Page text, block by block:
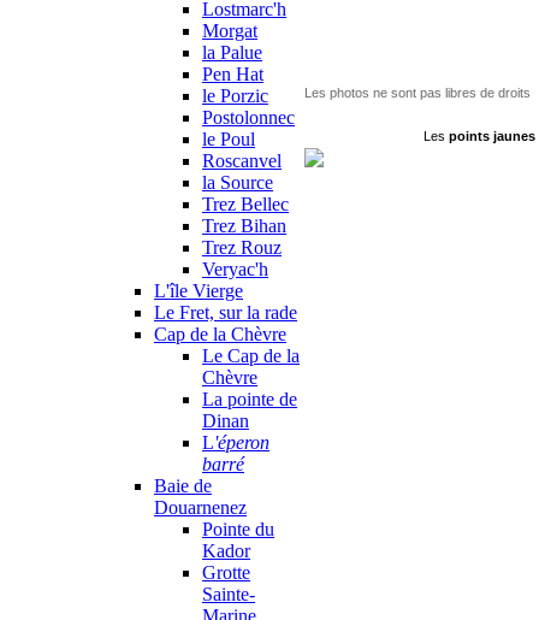
Lostmarc'h
Morgat
la Palue
Pen Hat
le Porzic
Postolonnec
le Poul
Roscanvel
la Source
Trez Bellec
Trez Bihan
Trez Rouz
Veryac'h
L'île Vierge
Le Fret, sur la rade
Cap de la Chèvre
Le Cap de la
Chèvre
La pointe de
Dinan
L'éperon
barré
Baie de
Douarnenez
Pointe du
Kador
Grotte
Sainte-
Marine
Les photos ne sont pas libres de droits
Les points jaunes